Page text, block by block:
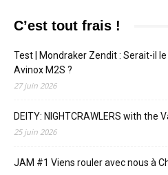
C’est tout frais !
Test | Mondraker Zendit : Serait-il
Avinox M2S ?
27 juin 2026
DEITY: NIGHTCRAWLERS with the
25 juin 2026
JAM #1 Viens rouler avec nous à